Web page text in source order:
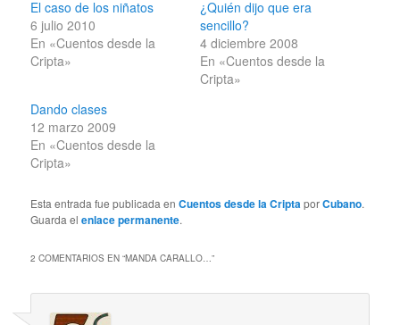
El caso de los niñatos
6 julio 2010
En «Cuentos desde la
Cripta»
¿Quién dijo que era
sencillo?
4 diciembre 2008
En «Cuentos desde la
Cripta»
Dando clases
12 marzo 2009
En «Cuentos desde la
Cripta»
Esta entrada fue publicada enCuentos desde la CriptaporCubano.
Guarda elenlace permanente.
2 COMENTARIOS EN “MANDA CARALLO…”